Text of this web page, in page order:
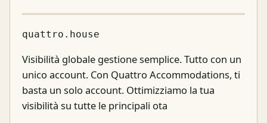
quattro.house
Visibilità globale gestione semplice. Tutto con un
unico account. Con Quattro Accommodations, ti
basta un solo account. Ottimizziamo la tua
visibilità su tutte le principali ota